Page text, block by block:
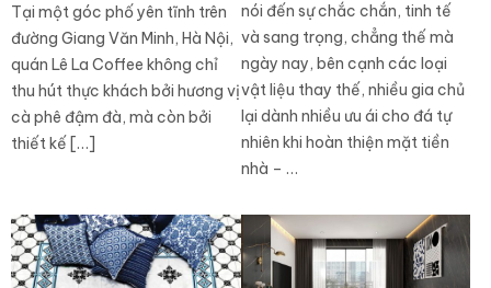
Tại một góc phố yên tĩnh trên
đường Giang Văn Minh, Hà Nội,
quán Lê La Coffee không chỉ
thu hút thực khách bởi hương vị
cà phê đậm đà, mà còn bởi
thiết kế […]
nói đến sự chắc chắn, tinh tế
và sang trọng, chẳng thế mà
ngày nay, bên cạnh các loại
vật liệu thay thế, nhiều gia chủ
lại dành nhiều ưu ái cho đá tự
nhiên khi hoàn thiện mặt tiền
nhà – …